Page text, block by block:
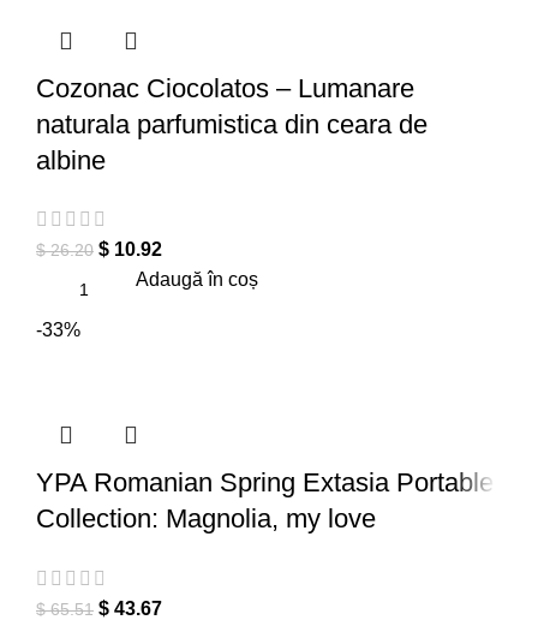
Cozonac Ciocolatos – Lumanare
naturala parfumistica din ceara de
albine
$26.20 $ 10.92
Adaugă în coș
-33%
YPA Romanian Spring Extasia Portable
Collection: Magnolia, my love
$65.51 $ 43.67